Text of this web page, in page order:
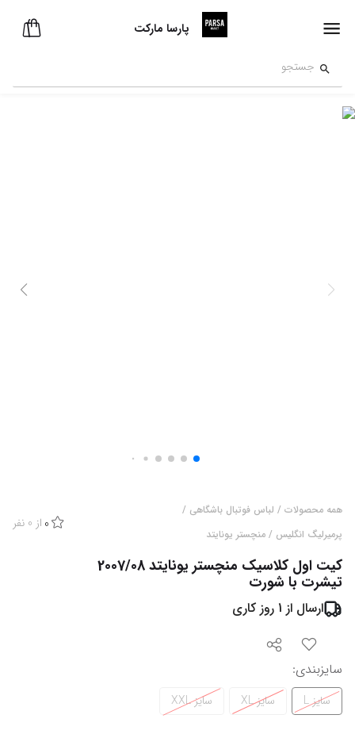
پارسا مارکت
همه محصولات / لباس فوتبال باشگاهی /
پرمیرلیگ انگلیس / منچستر یونایتد
0 از 0 نفر
کیت اول کلاسیک منچستر یونایتد 2007/08
تیشرت با شورت
ارسال از 1 روز کاری
سایزبندی:
سایز L سایز XL سایز XXL